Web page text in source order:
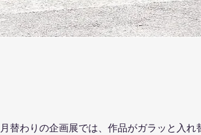
月替わりの企画展では、作品がガラッと入れ